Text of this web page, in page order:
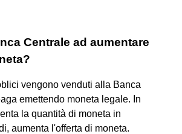
Centrale ad aumentare
vengono venduti alla Banca
emettendo moneta legale. In
la quantità di moneta in
aumenta l'offerta di moneta.